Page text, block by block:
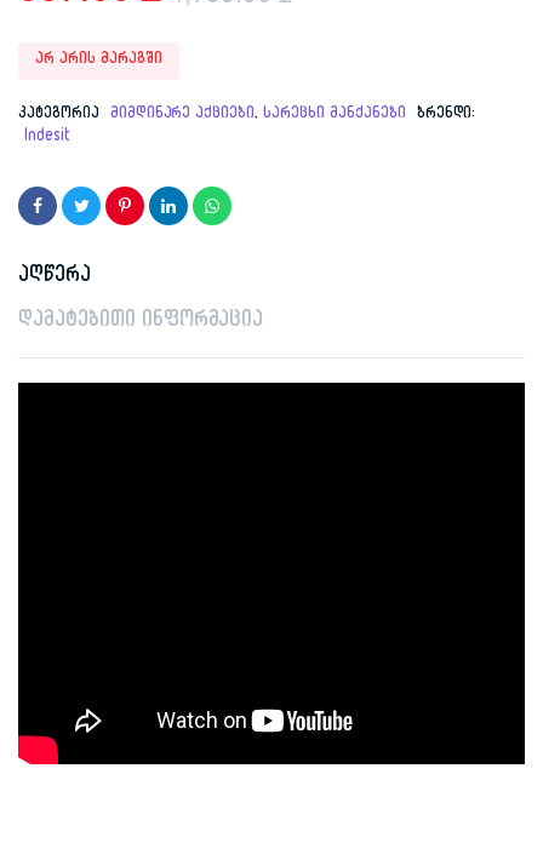
price
price
არ არის მარაგში
კატეგორია მიმდინარე აქციები,სარეცხი მანქანები ბრენდი:
Indesit
აღწერა
დამატებითი ინფორმაცია